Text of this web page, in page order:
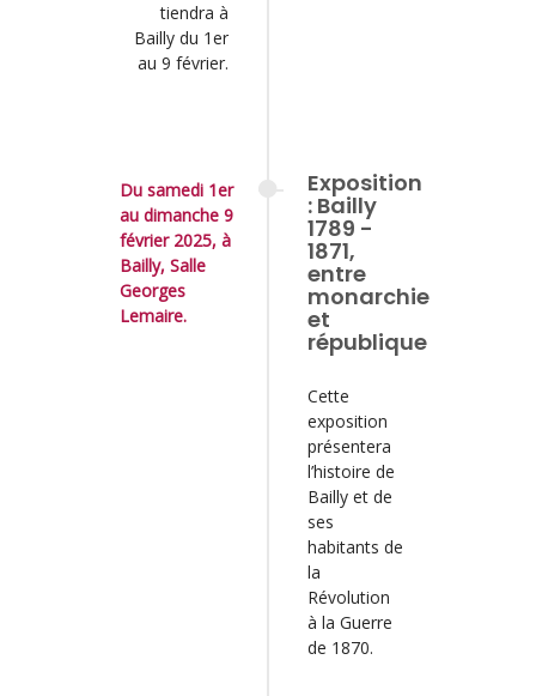
tiendra à
Bailly du 1er
au 9 février.
Du samedi 1er
au dimanche 9
février 2025, à
Bailly, Salle
Georges
Lemaire.
Exposition
: Bailly
1789 -
1871,
entre
monarchie
et
république
Cette
exposition
présentera
l’histoire de
Bailly et de
ses
habitants de
la
Révolution
à la Guerre
de 1870.